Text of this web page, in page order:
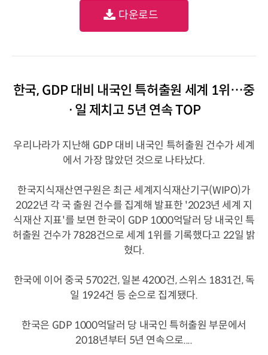
다운로드
한국, GDP 대비 내국인 특허출원 세계 1위…중
·일 제치고 5년 연속 TOP
우리나라가 지난해 GDP 대비 내국인 특허출원 건수가 세계
에서 가장 많았던 것으로 나타났다.
한국지식재산연구원은 최근 세계지식재산기구(WIPO)가
2022년 각 국 출원 건수를 집계해 발표한 '2023년 세계 지
식재산 지표'를 보면 한국이 GDP 1000억달러 당 내국인 특
허출원 건수가 7828건으로 세계 1위를 기록했다고 22일 밝
혔다.
한국에 이어 중국 5702건, 일본 4200건, 스위스 1831건, 독
일 1924건 등 순으로 집계됐다.
한국은 GDP 1000억달러 당 내국인 특허출원 부문에서
2018년부터 5년 연속으로....